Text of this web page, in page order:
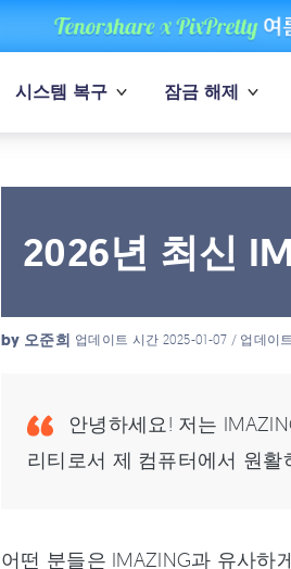
시스템 복구 잠금 해제
2026년 최신
by 오준희 업데이트 시간 2025-01-07 / 업데이
안녕하세요! 저는
리티로서 제 컴퓨터에서 원
어떤 분들은 IMAZING과 유사하